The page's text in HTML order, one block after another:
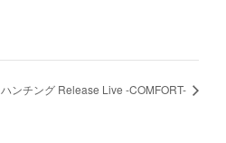
ハンチング Release Live -COMFORT-